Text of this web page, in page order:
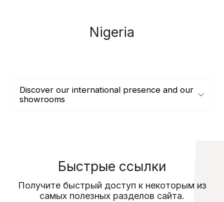
Nigeria
Discover our international presence and our
showrooms
Быстрые ссылки
Получите быстрый доступ к некоторым из
самых полезных разделов сайта.